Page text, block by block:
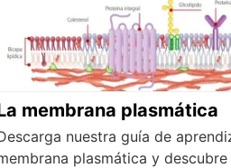
membrana plasmática
nuestra guía de
plasmática y descubre